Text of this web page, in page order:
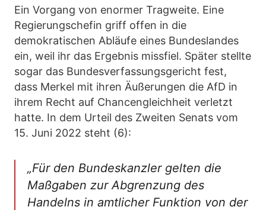
Ein Vorgang von enormer Tragweite. Eine
Regierungschefin griff offen in die
demokratischen Abläufe eines Bundeslandes
ein, weil ihr das Ergebnis missfiel. Später stellte
sogar das Bundesverfassungsgericht fest,
dass Merkel mit ihren Äußerungen die AfD in
ihrem Recht auf Chancengleichheit verletzt
hatte. In dem Urteil des Zweiten Senats vom
15. Juni 2022 steht (6):
„Für den Bundeskanzler gelten die
Maßgaben zur Abgrenzung des
Handelns in amtlicher Funktion von der